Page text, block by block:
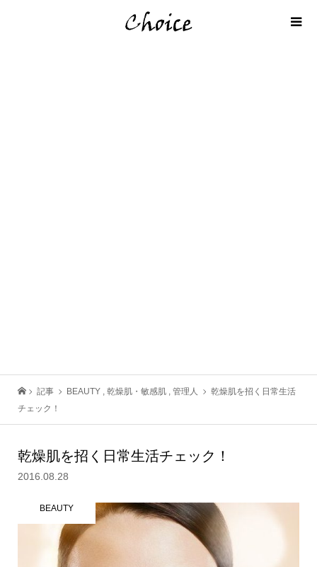
記事 BEAUTY , 乾燥肌・敏感肌 , 管理人
乾燥肌を招く日常生活
チェック！
乾燥肌を招く日常生活チェック！
2016.08.28
BEAUTY